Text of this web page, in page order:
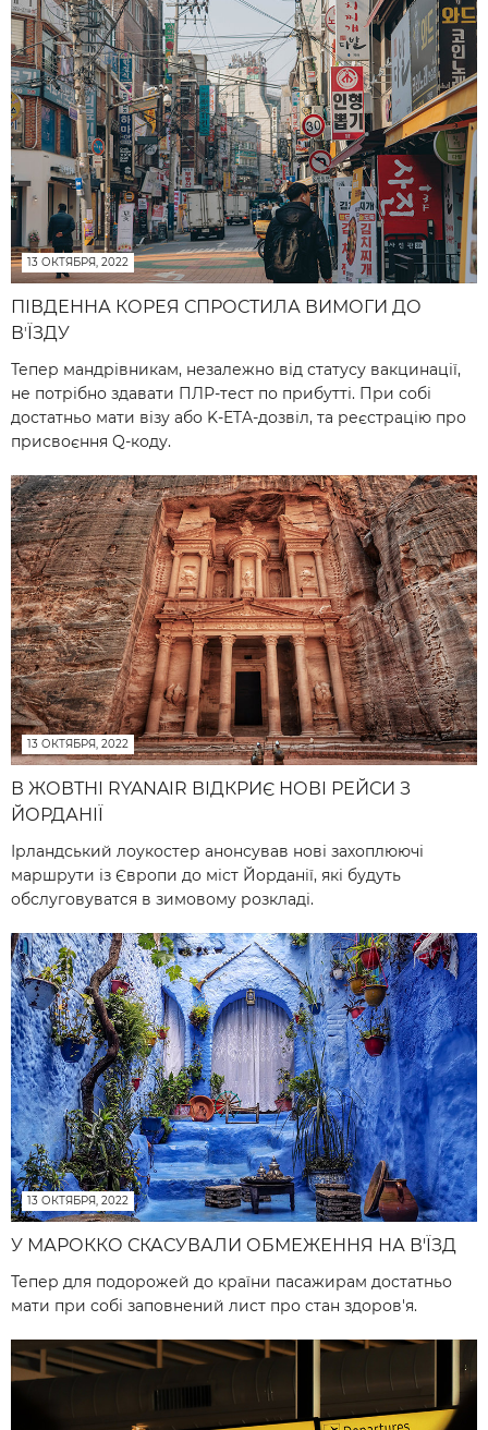
13 ОКТЯБРЯ, 2022
ПІВДЕННА КОРЕЯ СПРОСТИЛА ВИМОГИ ДО
ВʼЇЗДУ
Тепер мандрівникам, незалежно від статусу вакцинації,
не потрібно здавати ПЛР-тест по прибутті. При собі
достатньо мати візу або K-ETA-дозвіл, та реєстрацію про
присвоєння Q-коду.
13 ОКТЯБРЯ, 2022
В ЖОВТНІ RYANAIR ВІДКРИЄ НОВІ РЕЙСИ З
ЙОРДАНІЇ
Ірландський лоукостер анонсував нові захоплюючі
маршрути із Європи до міст Йорданії, які будуть
обслуговуватся в зимовому розкладі.
13 ОКТЯБРЯ, 2022
У МАРОККО СКАСУВАЛИ ОБМЕЖЕННЯ НА В'ЇЗД
Тепер для подорожей до країни пасажирам достатньо
мати при собі заповнений лист про стан здоров'я.